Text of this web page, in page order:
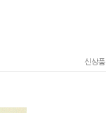
신상품